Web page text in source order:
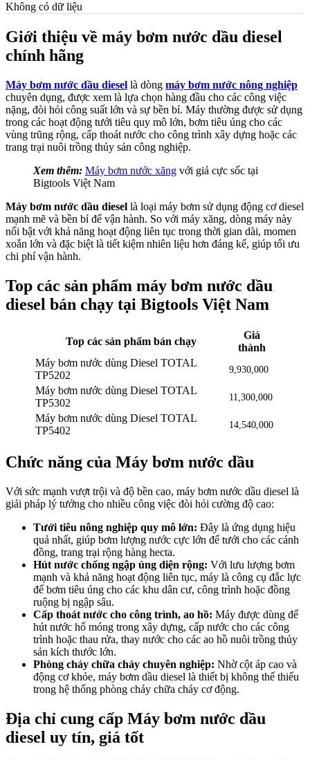
Không có dữ liệu
Giới thiệu về máy bơm nước dầu diesel
chính hãng
Máy bơm nước dầu diesel là dòng máy bơm nước nông nghiệp
chuyên dụng, được xem là lựa chọn hàng đầu cho các công việc
nặng, đòi hỏi công suất lớn và sự bền bỉ. Máy thường được sử dụng
trong các hoạt động tưới tiêu quy mô lớn, bơm tiêu úng cho các
vùng trũng rộng, cấp thoát nước cho công trình xây dựng hoặc các
trang trại nuôi trồng thủy sản công nghiệp.
Xem thêm: Máy bơm nước xăng với giá cực sốc tại
Bigtools Việt Nam
Máy bơm nước dầu diesel là loại máy bơm sử dụng động cơ diesel
mạnh mẽ và bền bỉ để vận hành. So với máy xăng, dòng máy này
nổi bật với khả năng hoạt động liên tục trong thời gian dài, momen
xoắn lớn và đặc biệt là tiết kiệm nhiên liệu hơn đáng kể, giúp tối ưu
chi phí vận hành.
Top các sản phẩm máy bơm nước dầu
diesel bán chạy tại Bigtools Việt Nam
Top các sản phẩm bán chạy
Giá
thành
Máy bơm nước dùng Diesel TOTAL
TP5202
9,930,000
Máy bơm nước dùng Diesel TOTAL
TP5302
11,300,000
Máy bơm nước dùng Diesel TOTAL
TP5402
14,540,000
Chức năng của Máy bơm nước dầu
Với sức mạnh vượt trội và độ bền cao, máy bơm nước dầu diesel là
giải pháp lý tưởng cho nhiều công việc đòi hỏi cường độ cao:
Tưới tiêu nông nghiệp quy mô lớn: Đây là ứng dụng hiệu
quả nhất, giúp bơm lượng nước cực lớn để tưới cho các cánh
đồng, trang trại rộng hàng hecta.
Hút nước chống ngập úng diện rộng: Với lưu lượng bơm
mạnh và khả năng hoạt động liên tục, máy là công cụ đắc lực
để bơm tiêu úng cho các khu dân cư, công trình hoặc đồng
ruộng bị ngập sâu.
Cấp thoát nước cho công trình, ao hồ: Máy được dùng để
hút nước hố móng trong xây dựng, cấp nước cho các công
trình hoặc thau rửa, thay nước cho các ao hồ nuôi trồng thủy
sản kích thước lớn.
Phòng cháy chữa cháy chuyên nghiệp: Nhờ cột áp cao và
động cơ khỏe, máy bơm dầu diesel là thiết bị không thể thiếu
trong hệ thống phòng cháy chữa cháy cơ động.
Địa chỉ cung cấp Máy bơm nước dầu
diesel uy tín, giá tốt